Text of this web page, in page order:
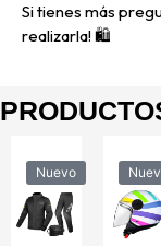
Si tienes más
realizarla! 🛍️
Nuevo